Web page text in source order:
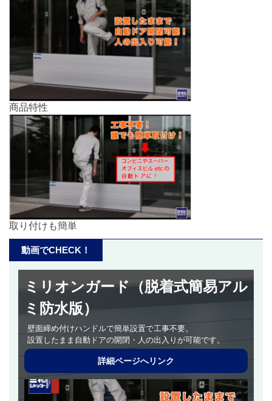
商品特性
取り付けも簡単
動画でCHECK！
ミリオンガード（脱着式簡易アル
ミ防水版）
壁面締め付けハンドルで簡単設置で工事不要。
設置したまま自動ドアの開閉・人の出入りが可能です。
詳細ページへリンク